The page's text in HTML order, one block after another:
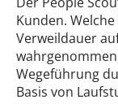
Kunden.
Verweildauer
Wegeführung
Basis von